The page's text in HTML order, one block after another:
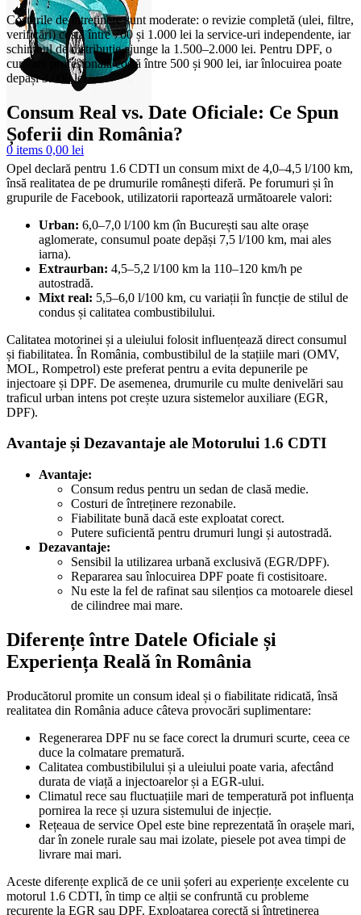
0 items 0,00 lei
Costurile de întreținere sunt moderate: o revizie completă (ulei, filtre,
verificări) costă între 700 și 1.000 lei la service-uri independente, iar
schimbul de distribuție ajunge la 1.500–2.000 lei. Pentru DPF, o
curățare profesională costă între 500 și 900 lei, iar înlocuirea poate
depăși 3.000 lei.
Consum Real vs. Date Oficiale: Ce Spun
Șoferii din România?
Opel declară pentru 1.6 CDTI un consum mixt de 4,0–4,5 l/100 km,
însă realitatea de pe drumurile românești diferă. Pe forumuri și în
grupurile de Facebook, utilizatorii raportează următoarele valori:
Urban: 6,0–7,0 l/100 km (în București sau alte orașe
aglomerate, consumul poate depăși 7,5 l/100 km, mai ales
iarna).
Extraurban: 4,5–5,2 l/100 km la 110–120 km/h pe
autostradă.
Mixt real: 5,5–6,0 l/100 km, cu variații în funcție de stilul de
condus și calitatea combustibilului.
Calitatea motorinei și a uleiului folosit influențează direct consumul
și fiabilitatea. În România, combustibilul de la stațiile mari (OMV,
MOL, Rompetrol) este preferat pentru a evita depunerile pe
injectoare și DPF. De asemenea, drumurile cu multe denivelări sau
traficul urban intens pot crește uzura sistemelor auxiliare (EGR,
DPF).
Avantaje și Dezavantaje ale Motorului 1.6 CDTI
Avantaje:
Consum redus pentru un sedan de clasă medie.
Costuri de întreținere rezonabile.
Fiabilitate bună dacă este exploatat corect.
Putere suficientă pentru drumuri lungi și autostradă.
Dezavantaje:
Sensibil la utilizarea urbană exclusivă (EGR/DPF).
Repararea sau înlocuirea DPF poate fi costisitoare.
Nu este la fel de rafinat sau silențios ca motoarele diesel
de cilindree mai mare.
Diferențe între Datele Oficiale și
Experiența Reală în România
Producătorul promite un consum ideal și o fiabilitate ridicată, însă
realitatea din România aduce câteva provocări suplimentare:
Regenerarea DPF nu se face corect la drumuri scurte, ceea ce
duce la colmatare prematură.
Calitatea combustibilului și a uleiului poate varia, afectând
durata de viață a injectoarelor și a EGR-ului.
Climatul rece sau fluctuațiile mari de temperatură pot influența
pornirea la rece și uzura sistemului de injecție.
Rețeaua de service Opel este bine reprezentată în orașele mari,
dar în zonele rurale sau mai izolate, piesele pot avea timpi de
livrare mai mari.
Aceste diferențe explică de ce unii șoferi au experiențe excelente cu
motorul 1.6 CDTI, în timp ce alții se confruntă cu probleme
recurente la EGR sau DPF. Exploatarea corectă și întreținerea